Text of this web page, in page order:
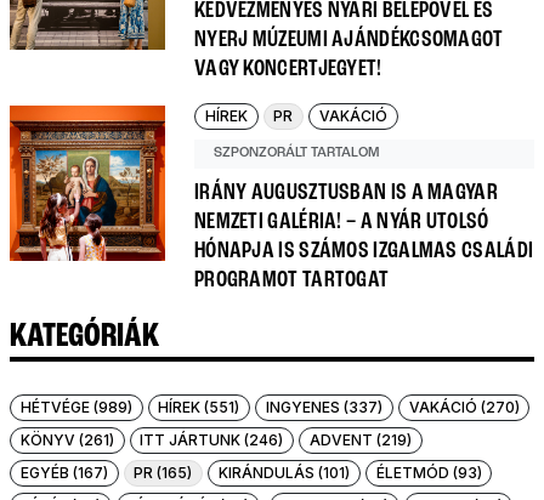
KEDVEZMÉNYES NYÁRI BELÉPŐVEL ÉS
NYERJ MÚZEUMI AJÁNDÉKCSOMAGOT
VAGY KONCERTJEGYET!
HÍREK PR VAKÁCIÓ
SZPONZORÁLT TARTALOM
IRÁNY AUGUSZTUSBAN IS A MAGYAR
NEMZETI GALÉRIA! – A NYÁR UTOLSÓ
HÓNAPJA IS SZÁMOS IZGALMAS CSALÁDI
PROGRAMOT TARTOGAT
KATEGÓRIÁK
HÉTVÉGE (989) HÍREK (551) INGYENES (337)
VAKÁCIÓ (270)
KÖNYV (261)
ITT JÁRTUNK (246)
ADVENT (219)
EGYÉB (167)
PR (165) KIRÁNDULÁS (101)
ÉLETMÓD (93)